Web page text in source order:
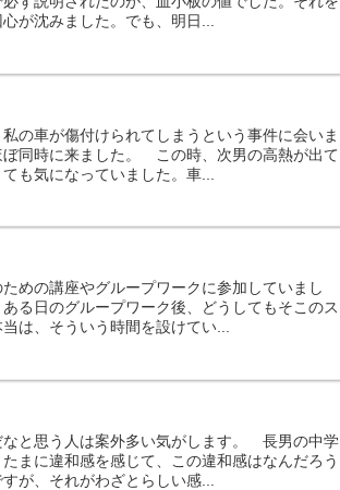
が沈みました。でも、明日...
の車が傷付けられてしまうという事件に会いま
同時に来ました。 この時、次男の高熱が出て
も気になっていました。車...
めの講座やグループワークに参加していまし
る日のグループワーク後、どうしてもそこのス
は、そういう時間を設けてい...
と思う人は案外多い気がします。 長男の中学
まに違和感を感じて、この違和感はなんだろう
が、それがわざとらしい感...